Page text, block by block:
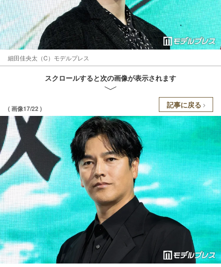
細田佳央太（C）モデルプレス
スクロールすると次の画像が表示されます
( 画像17/22 ) 記事に戻る